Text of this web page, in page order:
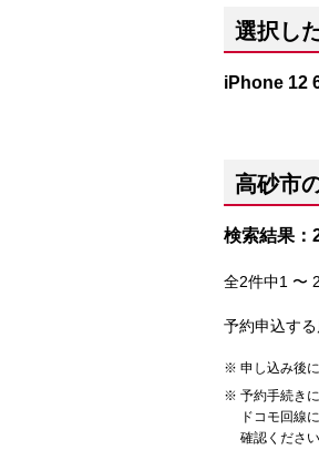
選択し
iPhone 12
高砂市
検索結果：
全2件中1 〜
予約申込す
申し込み後
予約手続き
ドコモ回線
確認ください